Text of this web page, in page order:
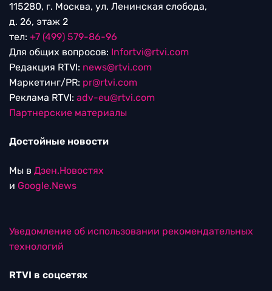
115280, г. Москва, ул. Ленинская слобода,
д. 26, этаж 2
тел: +7 (499) 579-86-96
Для общих вопросов: Infortvi@rtvi.com
Редакция RTVI: news@rtvi.com
Маркетинг/PR: pr@rtvi.com
Реклама RTVI: adv-eu@rtvi.com
Партнерские материалы
Достойные новости
Мы в Дзен.Новостях
и Google.News
Уведомление об использовании рекомендательных
технологий
RTVI в соцсетях